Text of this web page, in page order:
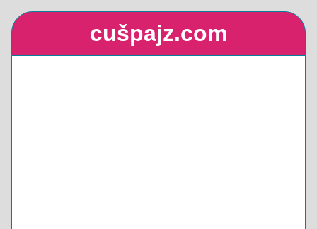
cušpajz.com